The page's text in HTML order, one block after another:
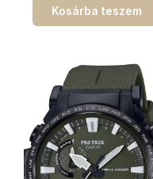
Kosárba teszem